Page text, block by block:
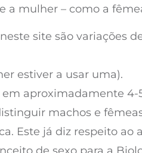
a mulher – como a
site são variações
estiver a usar uma).
aproximadamente 4-
machos e
Este já diz respeito ao